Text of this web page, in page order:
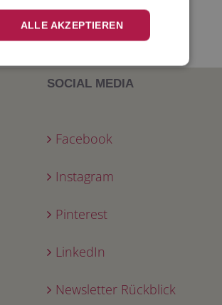
mit Umschlag.
SOCIAL MEDIA
Facebook
Instagram
Pinterest
LinkedIn
Newsletter Rückblick
ALLE AKZEPTIEREN